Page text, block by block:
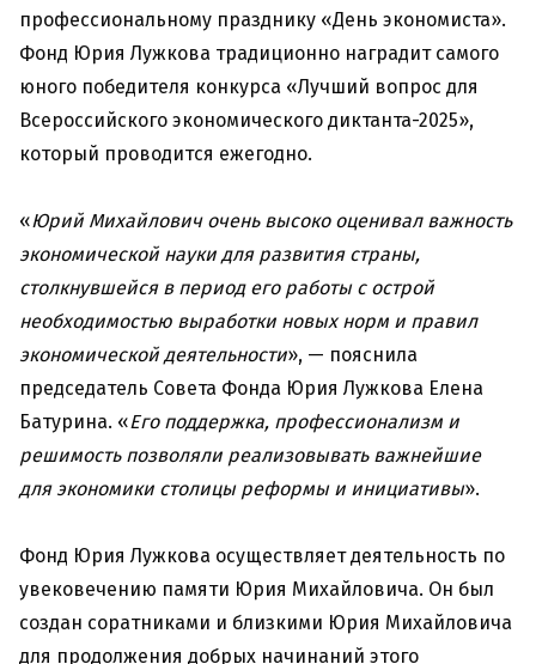
профессиональному празднику «День экономиста».
Фонд Юрия Лужкова традиционно наградит самого
юного победителя конкурса «Лучший вопрос для
Всероссийского экономического диктанта-2025»,
который проводится ежегодно.
«Юрий Михайлович очень высоко оценивал важность
экономической науки для развития страны,
столкнувшейся в период его работы с острой
необходимостью выработки новых норм и правил
экономической деятельности», — пояснила
председатель Совета Фонда Юрия Лужкова Елена
Батурина. «Его поддержка, профессионализм и
решимость позволяли реализовывать важнейшие
для экономики столицы реформы и инициативы».
Фонд Юрия Лужкова осуществляет деятельность по
увековечению памяти Юрия Михайловича. Он был
создан соратниками и близкими Юрия Михайловича
для продолжения добрых начинаний этого